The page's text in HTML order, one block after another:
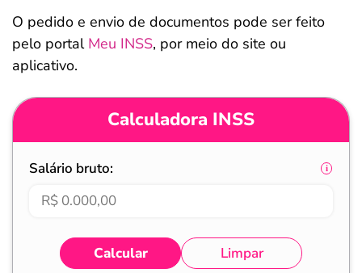
O pedido e envio de documentos pode ser feito
pelo portal Meu INSS, por meio do site ou
aplicativo.
Calculadora INSS
Salário bruto:
Calcular Limpar